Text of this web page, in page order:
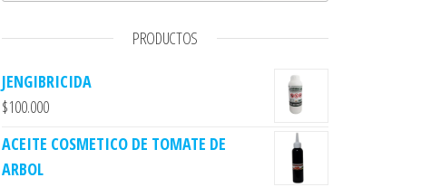
PRODUCTOS
JENGIBRICIDA
$100.000
ACEITE COSMETICO DE TOMATE DE
ARBOL